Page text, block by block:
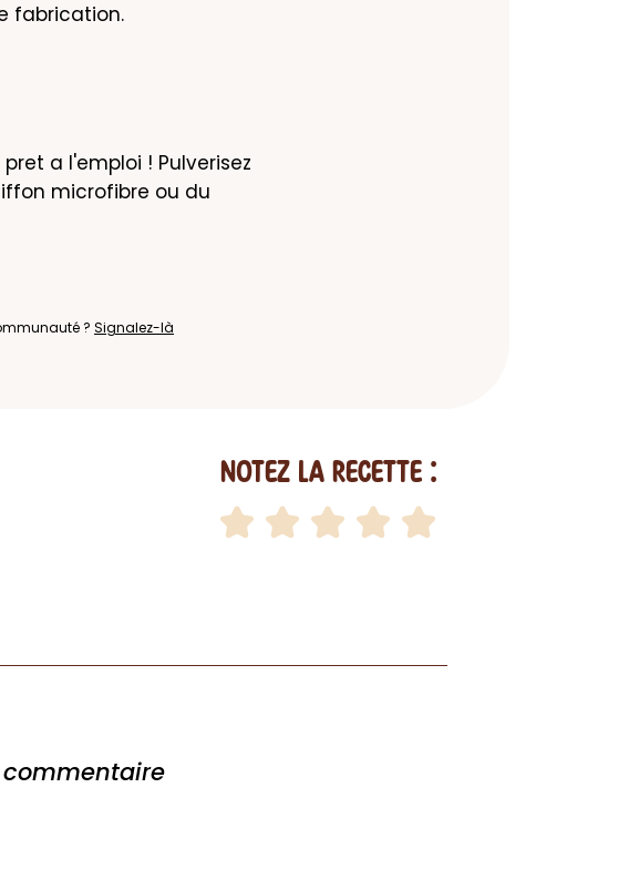
fabrication.
a l'emploi ! Pulverisez
microfibre ou du
? Signalez-là
Notez la recette :